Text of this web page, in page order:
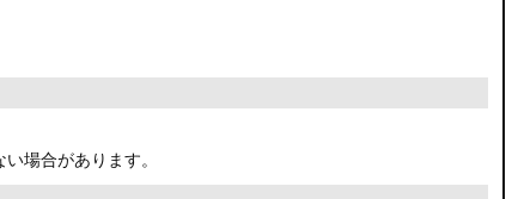
場合があります。